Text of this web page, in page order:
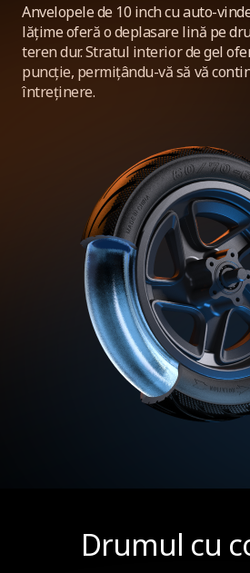
Anvelopele de 10 inch cu auto-
lățime oferă o deplasare lină pe
teren dur. Stratul interior de gel
puncție, permițându-vă să vă
întreținere.
Drumul cu